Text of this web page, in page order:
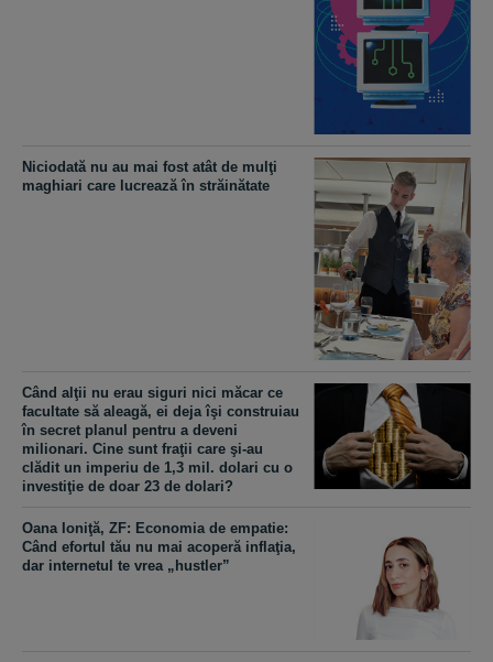
Niciodată nu au mai fost atât de mulţi
maghiari care lucrează în străinătate
Când alţii nu erau siguri nici măcar ce
facultate să aleagă, ei deja îşi construiau
în secret planul pentru a deveni
milionari. Cine sunt fraţii care şi-au
clădit un imperiu de 1,3 mil. dolari cu o
investiţie de doar 23 de dolari?
Oana Ioniţă, ZF: Economia de empatie:
Când efortul tău nu mai acoperă inflaţia,
dar internetul te vrea „hustler”